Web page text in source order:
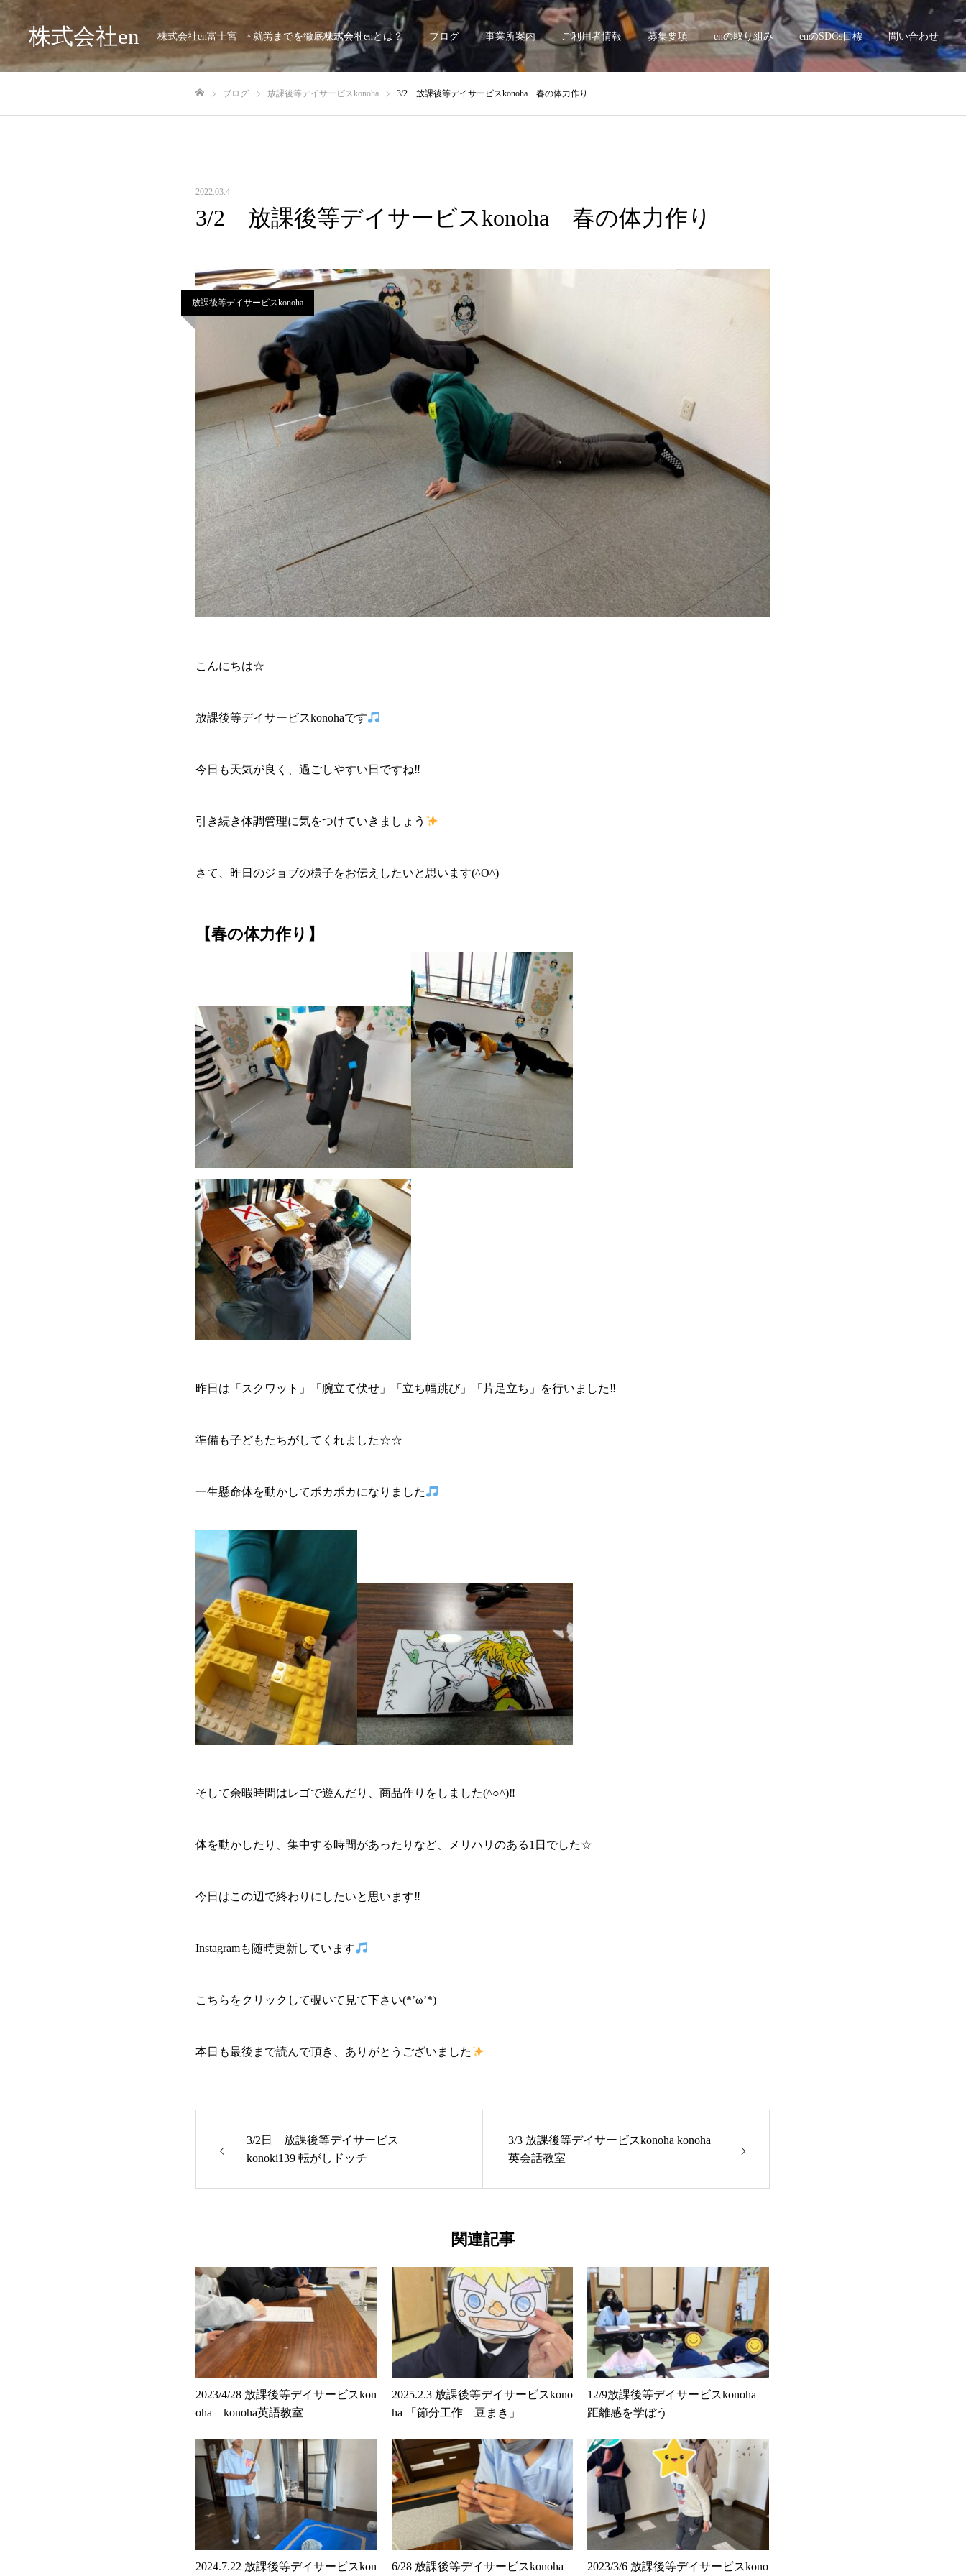
株式会社en 株式会社en富士宮 ~就労までを徹底サポート~
株式会社enとは？ ブログ 事業所案内 ご利用者情報 募集要項 enの取り組み enのSDGs目標 問い合わせ
ブログ 放課後等デイサービスkonoha 3/2 放課後等デイサービスkonoha 春の体力作り
2022.03.4
3/2 放課後等デイサービスkonoha 春の体力作り
放課後等デイサービスkonoha
こんにちは☆
放課後等デイサービスkonohaです
今日も天気が良く、過ごしやすい日ですね‼
引き続き体調管理に気をつけていきましょう
さて、昨日のジョブの様子をお伝えしたいと思います(^O^)
【春の体力作り】
昨日は「スクワット」「腕立て伏せ」「立ち幅跳び」「片足立ち」を行いました‼
準備も子どもたちがしてくれました☆☆
一生懸命体を動かしてポカポカになりました
そして余暇時間はレゴで遊んだり、商品作りをしました(^○^)‼
体を動かしたり、集中する時間があったりなど、メリハリのある1日でした☆
今日はこの辺で終わりにしたいと思います‼
Instagramも随時更新しています
こちら をクリックして覗いて見て下さい(*’ω’*)
本日も最後まで読んで頂き、ありがとうございました
3/2日 放課後等デイサービス
konoki139 転がしドッチ
3/3 放課後等デイサービスkonoha konoha
英会話教室
関連記事
2023/4/28 放課後等デイサービスkon
oha konoha英語教室
2025.2.3 放課後等デイサービスkono
ha 「節分工作 豆まき」
12/9放課後等デイサービスkonoha
距離感を学ぼう
2024.7.22 放課後等デイサービスkon 6/28 放課後等デイサービスkonoha 2023/3/6 放課後等デイサービスkono